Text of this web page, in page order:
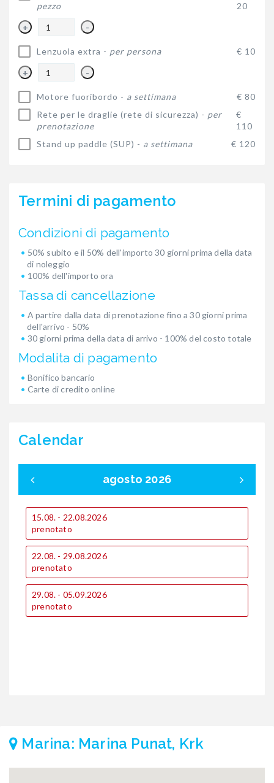
pezzo 20
+ -
Lenzuola extra - per persona € 10
+ -
Motore fuoribordo - a settimana
€ 80
Rete per le draglie (rete di sicurezza) - per
prenotazione
€
110
Stand up paddle (SUP) - a settimana € 120
Termini di pagamento
Condizioni di pagamento
50% subito e il 50% dell'importo 30 giorni prima della data
di noleggio
100% dell'importo ora
Tassa di cancellazione
A partire dalla data di prenotazione fino a 30 giorni prima
dell'arrivo - 50%
30 giorni prima della data di arrivo - 100% del costo totale
Modalita di pagamento
Bonifico bancario
Carte di credito online
Calendar
agosto 2026
15.08. - 22.08.2026
prenotato
22.08. - 29.08.2026
prenotato
29.08. - 05.09.2026
prenotato
Marina: Marina Punat, Krk